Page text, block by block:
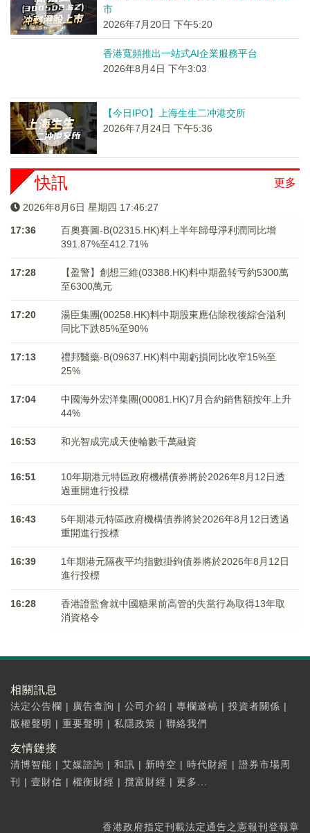
市
2026年7月20日 下午5:20
香港寬頻推出一站式AI企業服務平台
2026年8月4日 下午3:03
【今日IPO】上海生生二冲港交所
2026年7月24日 下午5:36
更多
快訊
2026年8月6日 星期四 17:46:28
17:36
百奧賽圖-B(02315.HK)料上半年歸母淨利潤同比增
391.87%至412.71%
17:28
【盈警】創想三維(03388.HK)料中期盈转亏約5300萬
至6300萬元
17:20
湯臣集團(00258.HK)料中期股東應佔除稅後綜合溢利
同比下跌85%至90%
17:13
禮邦醫藥-B(09637.HK)料中期虧損同比收窄15%至
25%
17:04
中國海外宏洋集團(00081.HK)7月合約銷售額按年上升
44%
16:53 和光智成完成天使輪數千萬融資
16:51
10年期港元特區政府機構債券將於2026年8月12日透
過重開進行投標
16:43
5年期港元特區政府機構債券將於2026年8月12日透過
重開進行投標
16:39
1年期港元隔夜平均指數掛鉤債券將於2026年8月12日
進行投標
16:28
香港證監會就中國糖果前高管的失當行為取得13年取
消資格令
相關訊息
法定公告欄 | 廣告查詢 | 公司介紹 | 專欄邀稿 | 投資者關係 |
版權聲明 | 重要聲明 | 私隱政策 | 聯絡我們
友情鏈接
清博智能 | 艾媒諮詢 | 和訊 | 新時空 | 時代財經 | 證券市場周
刊
| 壹財信 | 權衡財經 | 攬富財經 | 更多...
香港政府指定刊載法定通告之憲報刊登報章